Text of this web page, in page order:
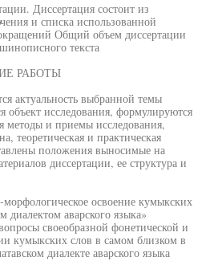
Диссертация состоит из
и списка использованной
Общий объем диссертации
текста
РАБОТЫ
актуальность выбранной темы
объект исследования, формулируются
методы и приемы исследования,
теоретическая и практическая
положения выносимые на
диссертации, ее структура и
освоение кумыкских
диалектом аварского языка»
своеобразной фонетической и
кумыкских слов в самом близком в
диалекте аварского языка